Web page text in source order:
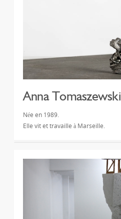
Anna Tomaszewski
Née en 1989.
Elle vit et travaille à Marseille.